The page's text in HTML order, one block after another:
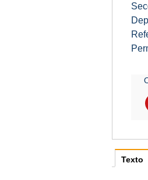
Texto